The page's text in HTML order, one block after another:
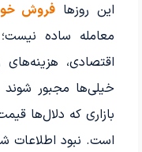
این روزها فروش
معامله ساده
اقتصادی،
خیلی‌ها مجبور
بازاری که دلال‌ها
است. نبود اطلاعات